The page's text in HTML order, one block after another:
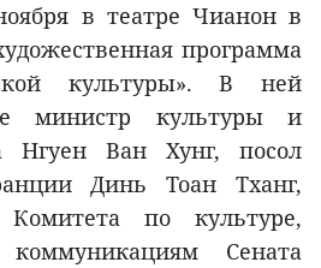
в театре Чианон в
программа
культуры». В ней
министр культуры и
Нгуен Ван Хунг, посол
Динь Тоан Тханг,
Комитета по культуре,
Сената